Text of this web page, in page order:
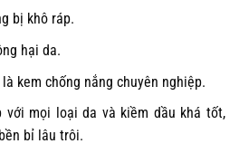
bị khô ráp.
hại da.
kem chống nắng chuyên nghiệp.
với mọi loại da và kiềm dầu khá tốt,
bỉ lâu trôi.